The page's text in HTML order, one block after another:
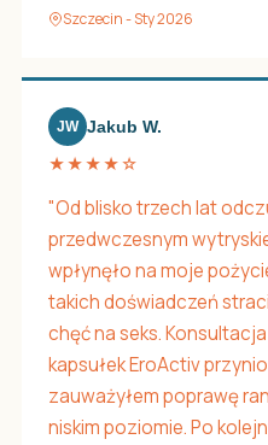
Szczecin - Sty 2026
JW Jakub W.
★★★★☆
"Od blisko trzech lat
przedwczesnym
wpłynęło na moje
takich doświadczeń
chęć na seks.
kapsułek EroActiv
zauważyłem poprawę
niskim poziomie. Po